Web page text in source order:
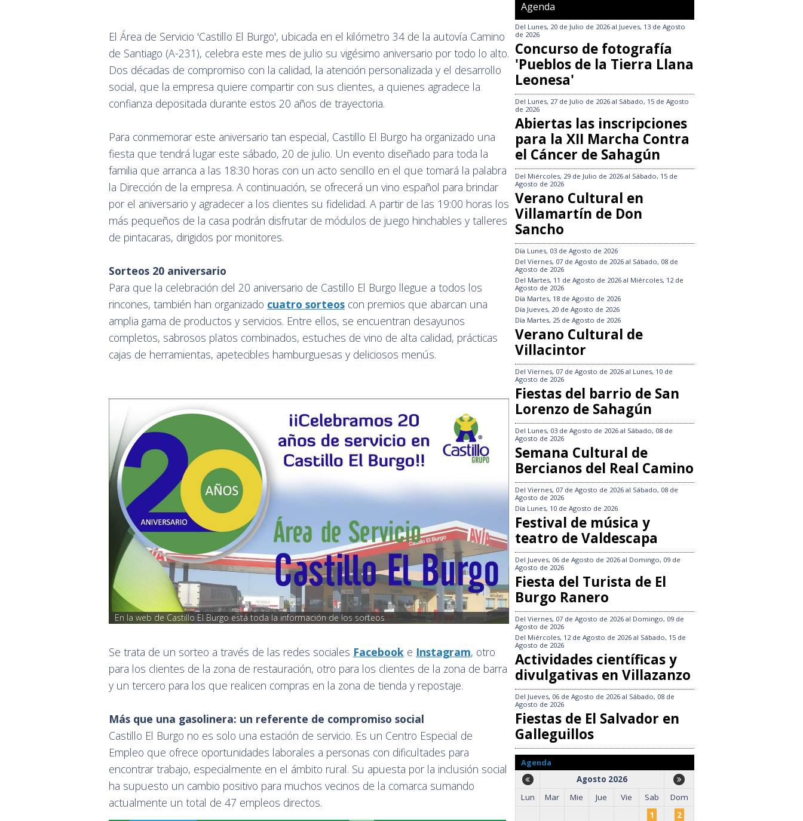
El Área de Servicio 'Castillo El Burgo', ubicada en el kilómetro 34 de la autovía Camino
de Santiago (A-231), celebra este mes de julio su vigésimo aniversario por todo lo alto.
Dos décadas de compromiso con la calidad, la atención personalizada y el desarrollo
social, que la empresa quiere compartir con sus clientes, a quienes agradece la
confianza depositada durante estos 20 años de trayectoria.
Para conmemorar este aniversario tan especial, Castillo El Burgo ha organizado una
fiesta que tendrá lugar este sábado, 20 de julio. Un evento diseñado para toda la
familia que arranca a las 18:30 horas con un acto sencillo en el que tomará la palabra
la Dirección de la empresa. A continuación, se ofrecerá un vino español para brindar
por el aniversario y agradecer a los clientes su fidelidad. A partir de las 19:00 horas los
más pequeños de la casa podrán disfrutar de módulos de juego hinchables y talleres
de pintacaras, dirigidos por monitores.
Sorteos 20 aniversario
Para que la celebración del 20 aniversario de Castillo El Burgo llegue a todos los
rincones, también han organizado cuatro sorteos con premios que abarcan una
amplia gama de productos y servicios. Entre ellos, se encuentran desayunos
completos, sabrosos platos combinados, estuches de vino de alta calidad, prácticas
cajas de herramientas, apetecibles hamburguesas y deliciosos menús.
En la web de Castillo El Burgo está toda la información de los sorteos
Se trata de un sorteo a través de las redes sociales Facebook e Instagram, otro
para los clientes de la zona de restauración, otro para los clientes de la zona de barra
y un tercero para los que realicen compras en la zona de tienda y repostaje.
Más que una gasolinera: un referente de compromiso social
Castillo El Burgo no es solo una estación de servicio. Es un Centro Especial de
Empleo que ofrece oportunidades laborales a personas con dificultades para
encontrar trabajo, especialmente en el ámbito rural. Su apuesta por la inclusión social
ha supuesto un cambio positivo para muchos vecinos de la comarca sumando
actualmente un total de 47 empleos directos.
Agenda
Del Lunes, 20 de Julio de 2026 al Jueves, 13 de Agosto
de 2026
Concurso de fotografía
'Pueblos de la Tierra Llana
Leonesa'
Del Lunes, 27 de Julio de 2026 al Sábado, 15 de Agosto
de 2026
Abiertas las inscripciones
para la XII Marcha Contra
el Cáncer de Sahagún
Del Miércoles, 29 de Julio de 2026 al Sábado, 15 de
Agosto de 2026
Verano Cultural en
Villamartín de Don
Sancho
Día Lunes, 03 de Agosto de 2026
Del Viernes, 07 de Agosto de 2026 al Sábado, 08 de
Agosto de 2026
Del Martes, 11 de Agosto de 2026 al Miércoles, 12 de
Agosto de 2026
Día Martes, 18 de Agosto de 2026
Día Jueves, 20 de Agosto de 2026
Día Martes, 25 de Agosto de 2026
Verano Cultural de
Villacintor
Del Viernes, 07 de Agosto de 2026 al Lunes, 10 de
Agosto de 2026
Fiestas del barrio de San
Lorenzo de Sahagún
Del Lunes, 03 de Agosto de 2026 al Sábado, 08 de
Agosto de 2026
Semana Cultural de
Bercianos del Real Camino
Del Viernes, 07 de Agosto de 2026 al Sábado, 08 de
Agosto de 2026
Día Lunes, 10 de Agosto de 2026
Festival de música y
teatro de Valdescapa
Del Jueves, 06 de Agosto de 2026 al Domingo, 09 de
Agosto de 2026
Fiesta del Turista de El
Burgo Ranero
Del Viernes, 07 de Agosto de 2026 al Domingo, 09 de
Agosto de 2026
Del Miércoles, 12 de Agosto de 2026 al Sábado, 15 de
Agosto de 2026
Actividades científicas y
divulgativas en Villazanzo
Del Jueves, 06 de Agosto de 2026 al Sábado, 08 de
Agosto de 2026
Fiestas de El Salvador en
Galleguillos
Agenda
Agosto 2026
Lun
Mar Mie Jue Vie Sab
Dom
1
2